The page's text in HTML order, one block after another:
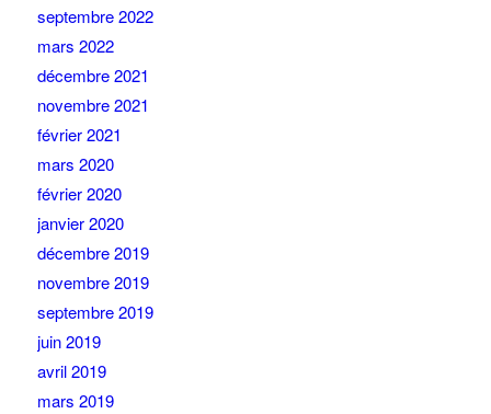
septembre 2022
mars 2022
décembre 2021
novembre 2021
février 2021
mars 2020
février 2020
janvier 2020
décembre 2019
novembre 2019
septembre 2019
juin 2019
avril 2019
mars 2019